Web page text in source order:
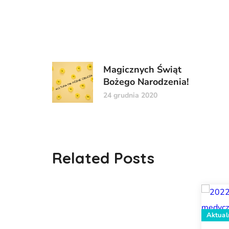
Magicznych Świąt
Bożego Narodzenia!
24 grudnia 2020
Related Posts